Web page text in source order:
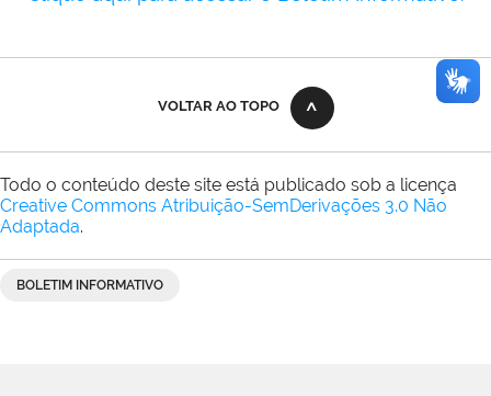
VOLTAR AO TOPO
Todo o conteúdo deste site está publicado sob a licença
Creative Commons Atribuição-SemDerivações 3.0 Não
Adaptada.
BOLETIM INFORMATIVO